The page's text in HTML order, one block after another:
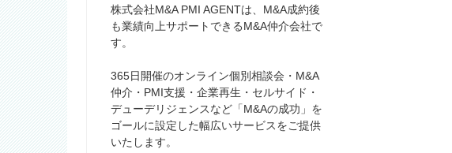
株式会社M&A PMI AGENTは、M&A成約後
も業績向上サポートできるM&A仲介会社で
す。
365日開催のオンライン個別相談会・M&A
仲介・PMI支援・企業再生・セルサイド・
デューデリジェンスなど「M&Aの成功」を
ゴールに設定した幅広いサービスをご提供
いたします。